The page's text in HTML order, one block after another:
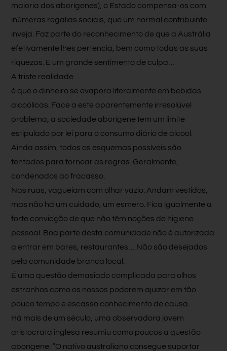
maioria dos aborígenes), o Estado compensa-os com
inúmeras regalias sociais, que um normal contribuinte
inveja. Faz parte do reconhecimento de que a Austrália
efetivamente lhes pertencia, bem como todas as suas
riquezas. E um grande sentimento de culpa…
A triste realidade
é que o dinheiro se evapora literalmente em bebidas
alcoólicas. Face a este aparentemente irresolúvel
problema, a sociedade aborígene tem um limite
estipulado por lei para o consumo diário de álcool.
Ainda assim, todos os esquemas possíveis são
tentados para tornear as regras. Geralmente,
condenados ao fracasso.
Nas ruas, vagueiam com olhar vazio. Andam vestidos,
mas não há um cuidado, um esmero. Fica igualmente a
forte convicção de que não têm noções de higiene
pessoal. Boa parte desta comunidade não é autorizada
a entrar em bares, restaurantes… Não são desejados
pela comunidade branca local.
É uma questão demasiado complicada para olhos
estranhos como os nossos poderem ajuizar em tão
pouco tempo e escasso conhecimento de causa.
Há mais de um século, uma observadora jovem
aristocrata inglesa resumiu como poucos a questão
aborígene: “O nativo australiano consegue suportar